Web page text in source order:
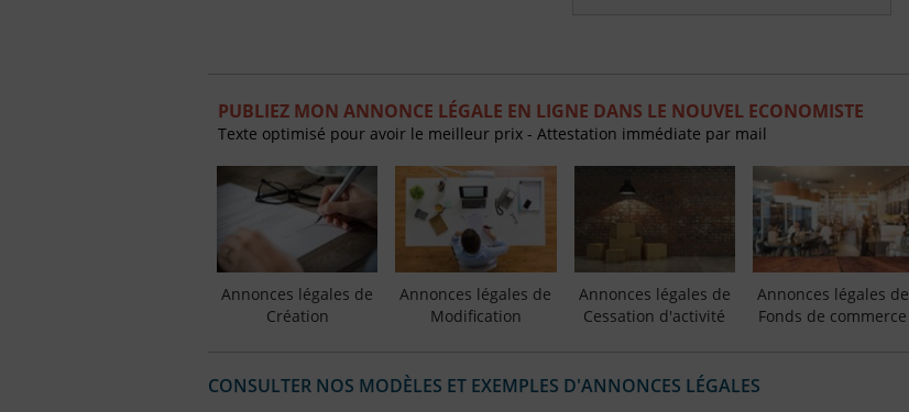
PUBLIEZ MON ANNONCE LÉGALE EN LIGNE DANS LE NOUVEL ECONOMISTE
Texte optimisé pour avoir le meilleur prix - Attestation immédiate par mail
Annonces légales de
Création
Annonces légales de
Modification
Annonces légales de
Cessation d'activité
Annonces légales de
Fonds de commerce
CONSULTER NOS MODÈLES ET EXEMPLES D'ANNONCES LÉGALES